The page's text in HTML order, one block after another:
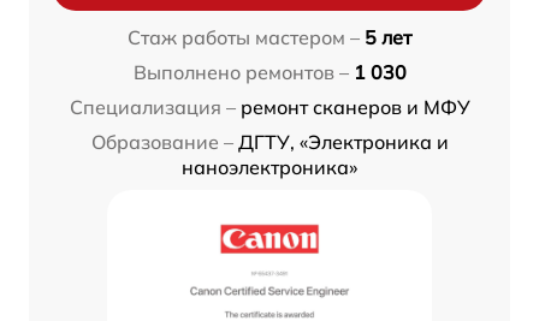
Стаж работы мастером – 5 лет
Выполнено ремонтов – 1 030
Специализация – ремонт сканеров и МФУ
Образование – ДГТУ, «Электроника и
наноэлектроника»